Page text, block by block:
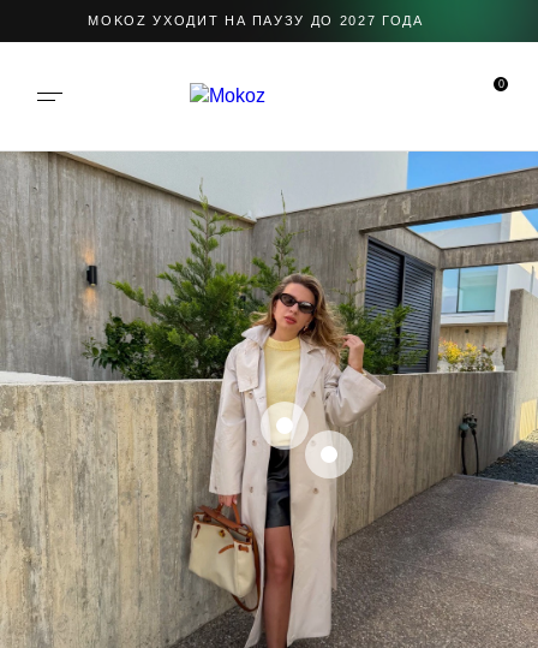
MOKOZ УХОДИТ НА ПАУЗУ ДО 2027 ГОДА
0